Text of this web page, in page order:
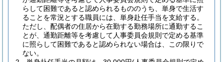
らして困難であると認められるもののうち、単身で生活す
ることを常況とする職員には、単身赴任手当を支給する。
ただし、配偶者の住居から在勤する勤務場所に通勤するこ
とが、通勤距離等を考慮して人事委員会規則で定める基準
に照らして困難であると認められない場合は、この限りで
ない。